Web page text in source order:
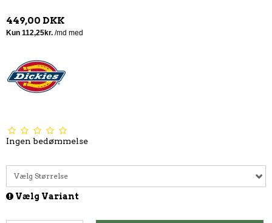
449,00 DKK
Ingen bedømmelse
Vælg Størrelse
Vælg Variant